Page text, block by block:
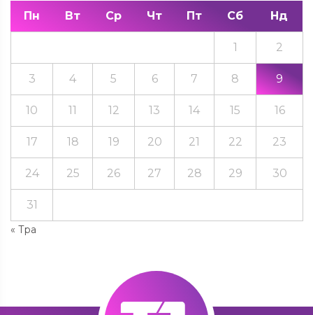
Пн Вт Ср Чт Пт Сб Нд
« Тра
1 2
3 4 5 6 7 8 9
10 11 12 13 14 15 16
17 18 19 20 21 22 23
24 25 26 27 28 29 30
31